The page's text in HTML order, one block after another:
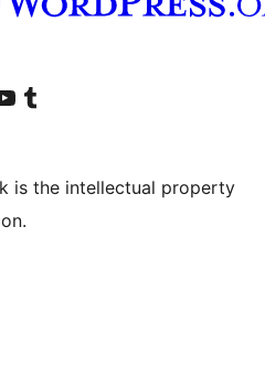
accountaccount
YouTube-kanava
Visit our Tumblr account
is the intellectual property